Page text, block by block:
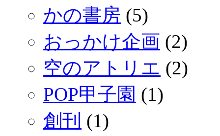
かの書房 (5)
おっかけ企画 (2)
空のアトリエ (2)
POP甲子園 (1)
創刊 (1)